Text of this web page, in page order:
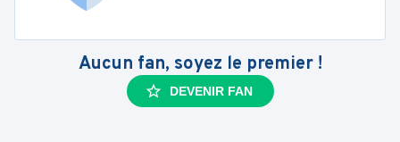
Aucun fan, soyez le premier !
DEVENIR FAN